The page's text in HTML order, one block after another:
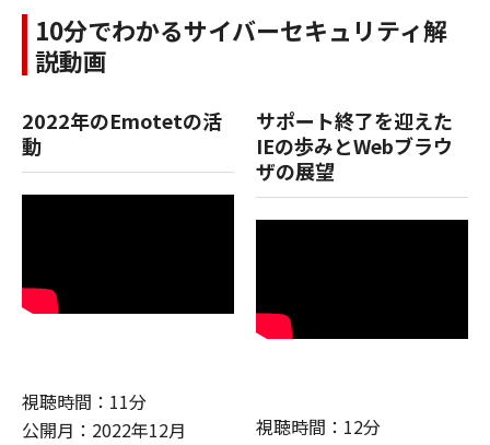
10分でわかるサイバーセキュリティ解
説動画
2022年のEmotetの活
動
視聴時間：11分
公開月：2022年12月
サポート終了を迎えた
IEの歩みとWebブラウ
ザの展望
視聴時間：12分